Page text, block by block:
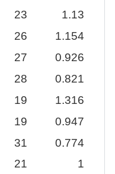
23
1.13
26
1.154
27
0.926
28
0.821
19
1.316
19
0.947
31
0.774
21 1